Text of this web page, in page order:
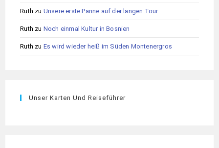
Ruth zu Unsere erste Panne auf der langen Tour
Ruth zu Noch einmal Kultur in Bosnien
Ruth zu Es wird wieder heiß im Süden Montenergros
Unser Karten Und Reiseführer